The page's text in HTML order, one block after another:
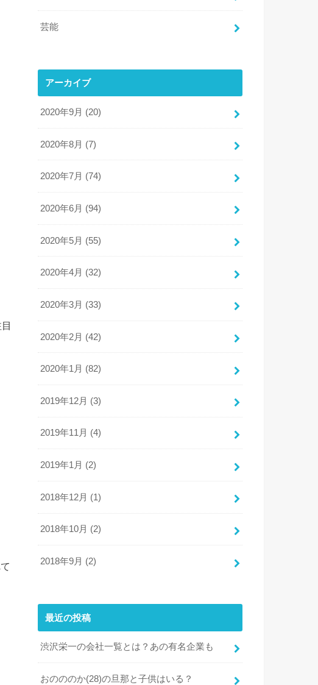
芸能
アーカイブ
2020年9月 (20)
2020年8月 (7)
2020年7月 (74)
2020年6月 (94)
2020年5月 (55)
2020年4月 (32)
2020年3月 (33)
2020年2月 (42)
2020年1月 (82)
2019年12月 (3)
2019年11月 (4)
2019年1月 (2)
2018年12月 (1)
2018年10月 (2)
2018年9月 (2)
最近の投稿
渋沢栄一の会社一覧とは？あの有名企業も
おのののか(28)の旦那と子供はいる？